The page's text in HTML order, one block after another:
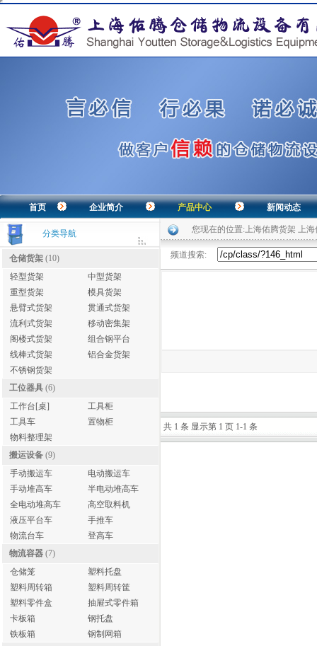
首页 企业简介 产品中心 新闻动态
分类导航
仓储货架 (10)
轻型货架
中型货架
重型货架
模具货架
悬臂式货架
贯通式货架
流利式货架
移动密集架
阁楼式货架
组合钢平台
线棒式货架
铝合金货架
不锈钢货架
工位器具 (6)
工作台[桌]
工具柜
工具车
置物柜
物料整理架
搬运设备 (9)
手动搬运车
电动搬运车
手动堆高车
半电动堆高车
全电动堆高车
高空取料机
液压平台车
手推车
物流台车
登高车
物流容器 (7)
仓储笼
塑料托盘
塑料周转箱
塑料周转筐
塑料零件盒
抽屉式零件箱
卡板箱
钢托盘
铁板箱
钢制网箱
您现在的位置:上海佑腾货架 上
频道搜索:
共 1 条 显示第 1 页 1-1 条